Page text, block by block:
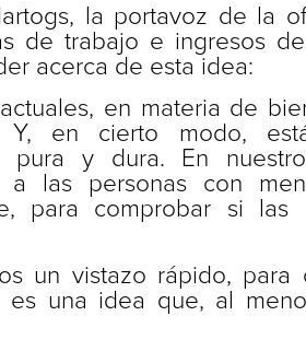
la portavoz de la
de trabajo e ingresos
acerca de esta idea:
en materia de
Y, en cierto modo,
pura y dura. En
a las personas con
para comprobar si las
un vistazo rápido,
es una idea que, al